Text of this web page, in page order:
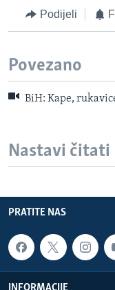
Podijeli
Povezano
BiH: Kape,
Nastavi čitati
PRATITE NAS